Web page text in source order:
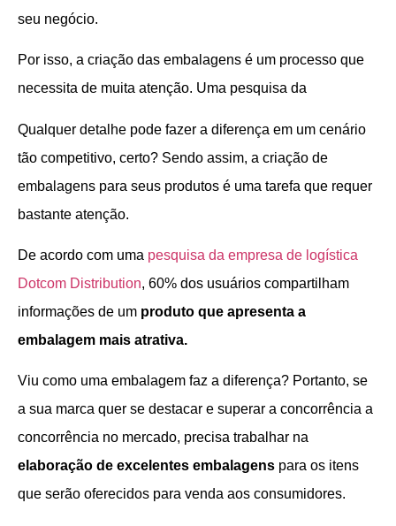
seu negócio.
Por isso, a criação das embalagens é um processo que
necessita de muita atenção. Uma pesquisa da
Qualquer detalhe pode fazer a diferença em um cenário
tão competitivo, certo? Sendo assim, a criação de
embalagens para seus produtos é uma tarefa que requer
bastante atenção.
De acordo com uma pesquisa da empresa de logística
Dotcom Distribution, 60% dos usuários compartilham
informações de um produto que apresenta a
embalagem mais atrativa.
Viu como uma embalagem faz a diferença? Portanto, se
a sua marca quer se destacar e superar a concorrência a
concorrência no mercado, precisa trabalhar na
elaboração de excelentes embalagens para os itens
que serão oferecidos para venda aos consumidores.